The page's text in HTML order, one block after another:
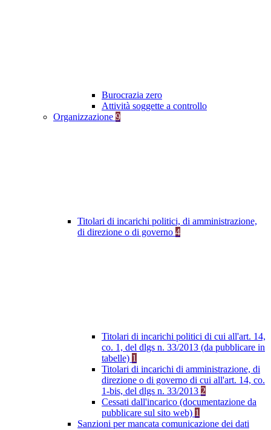
Burocrazia zero
Attività soggette a controllo
Organizzazione 9
Titolari di incarichi politici, di amministrazione,
di direzione o di governo 4
Titolari di incarichi politici di cui all'art. 14,
co. 1, del dlgs n. 33/2013 (da pubblicare in
tabelle) 1
Titolari di incarichi di amministrazione, di
direzione o di governo di cui all'art. 14, co.
1-bis, del dlgs n. 33/2013 2
Cessati dall'incarico (documentazione da
pubblicare sul sito web) 1
Sanzioni per mancata comunicazione dei dati